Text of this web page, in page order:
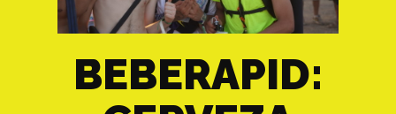
BEBERAPID: